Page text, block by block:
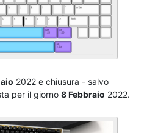
2022 e chiusura - salvo
per il giorno 8 Febbraio 2022.